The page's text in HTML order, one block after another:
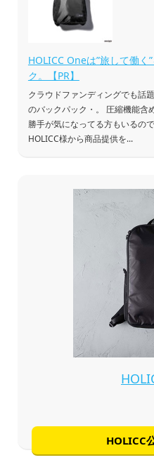
HOLICC Oneは”旅して働く
ク。【PR】
クラウドファンディングでも話
のバックパック・。 圧縮機能含
勝手が気になってる方もいるの
HOLICC様から商品提供を...
HOLICC